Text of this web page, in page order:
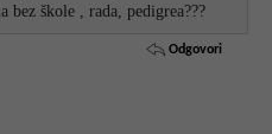
škole , rada, pedigrea???
Odgovori